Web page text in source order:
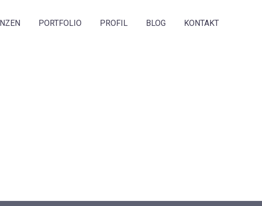
PORTFOLIO PROFIL BLOG KONTAKT